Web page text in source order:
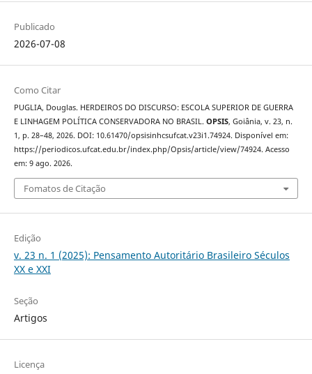
Publicado
2026-07-08
Como Citar
PUGLIA, Douglas. HERDEIROS DO DISCURSO: ESCOLA SUPERIOR DE GUERRA
E LINHAGEM POLÍTICA CONSERVADORA NO BRASIL. OPSIS, Goiânia, v. 23, n.
1, p. 28–48, 2026. DOI: 10.61470/opsisinhcsufcat.v23i1.74924. Disponível em:
https://periodicos.ufcat.edu.br/index.php/Opsis/article/view/74924. Acesso
em: 9 ago. 2026.
Fomatos de Citação
Edição
v. 23 n. 1 (2025): Pensamento Autoritário Brasileiro Séculos
XX e XXI
Seção
Artigos
Licença